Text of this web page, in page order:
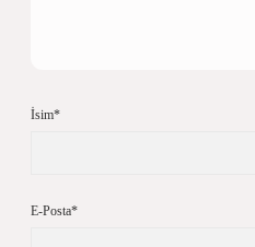
İsim*
E-Posta*